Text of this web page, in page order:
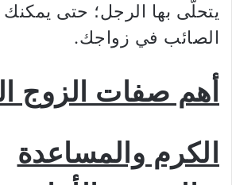
يتحلّى بها الرجل؛ حتى يمكنك
الصائب في زواجك.
أهم صفات الزوج
الكرم والمساعدة